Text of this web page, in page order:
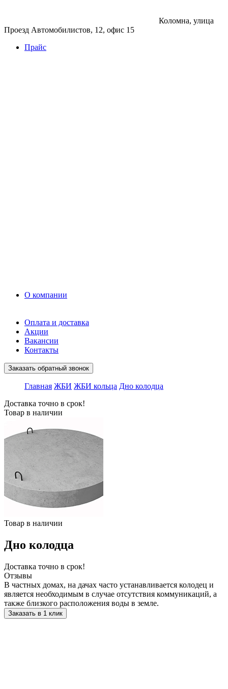
Коломна, улица
Проезд Автомобилистов, 12, офис 15
Прайс
О компании
Оплата и доставка
Акции
Вакансии
Контакты
Заказать обратный звонок
Главная ЖБИ ЖБИ кольца Дно колодца
Доставка точно в срок!
Товар в наличии
Товар в наличии
Дно колодца
Доставка точно в срок!
Отзывы
В частных домах, на дачах часто устанавливается колодец и
является необходимым в случае отсутствия коммуникаций, а
также близкого расположения воды в земле.
Заказать в 1 клик